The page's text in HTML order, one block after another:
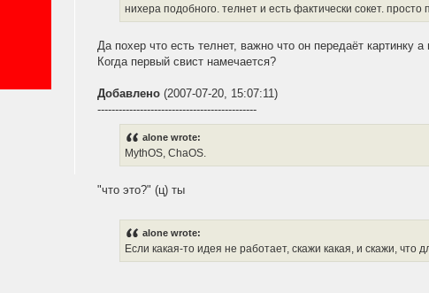
нихера подобного. телнет и есть фактически сокет.
Да похер что есть телнет, важно что он передаёт картинку
Когда первый свист намечается?
Добавлено (2007-07-20, 15:07:11)
---------------------------------------------
alone wrote:
MythOS, ChaOS.
"что это?" (ц) ты
alone wrote:
Если какая-то идея не работает, скажи какая, и скажи, что